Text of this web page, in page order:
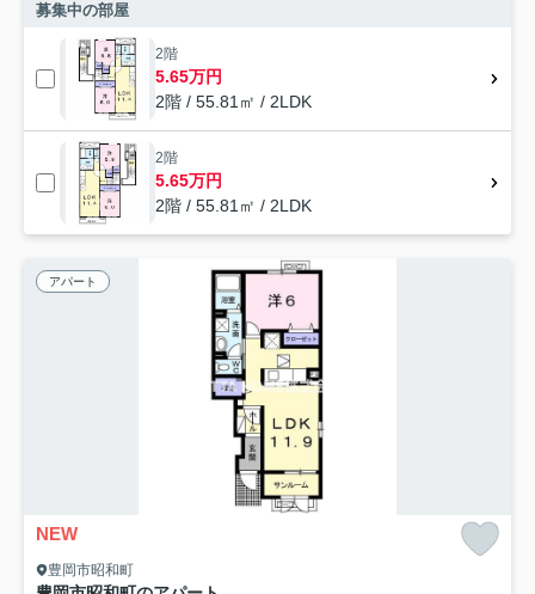
募集中の部屋
2階
5.65万円
2階 / 55.81㎡ / 2LDK
2階
5.65万円
2階 / 55.81㎡ / 2LDK
アパート
NEW
豊岡市昭和町